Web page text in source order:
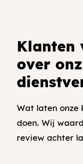
Klanten
over
Wat laten onze
doen. Wij
review achter